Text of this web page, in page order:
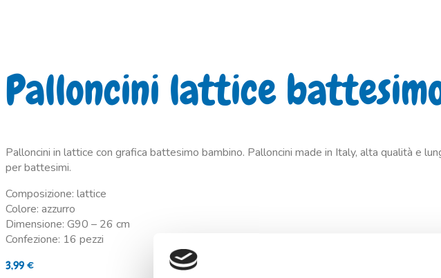
Palloncini lattice
Palloncini in lattice con grafica battesimo bambino. Palloncini made in Italy, alta qualità e
per battesimi.
Composizione: lattice
Colore: azzurro
Dimensione: G90 – 26 cm
Confezione: 16 pezzi
3,99€